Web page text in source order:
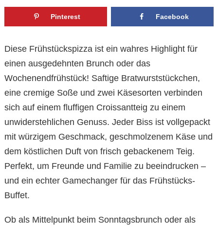
Pinterest Facebook
Diese Frühstückspizza ist ein wahres Highlight für
einen ausgedehnten Brunch oder das
Wochenendfrühstück! Saftige Bratwurststückchen,
eine cremige Soße und zwei Käsesorten verbinden
sich auf einem fluffigen Croissantteig zu einem
unwiderstehlichen Genuss. Jeder Biss ist vollgepackt
mit würzigem Geschmack, geschmolzenem Käse und
dem köstlichen Duft von frisch gebackenem Teig.
Perfekt, um Freunde und Familie zu beeindrucken –
und ein echter Gamechanger für das Frühstücks-
Buffet.
Ob als Mittelpunkt beim Sonntagsbrunch oder als